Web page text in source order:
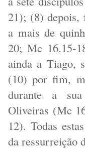
21); (8) depois,
a mais de
20; Mc 16.15-
ainda a Tiago,
(10) por fim,
durante a
Oliveiras (Mc
12). Todas
da ressurreição